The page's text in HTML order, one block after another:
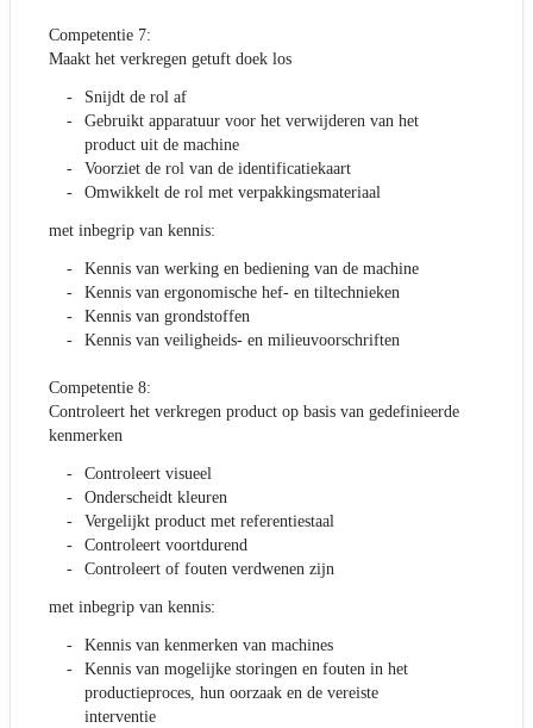
Competentie 7:
Maakt het verkregen getuft doek los
Snijdt de rol af
Gebruikt apparatuur voor het verwijderen van het
product uit de machine
Voorziet de rol van de identificatiekaart
Omwikkelt de rol met verpakkingsmateriaal
met inbegrip van kennis:
Kennis van werking en bediening van de machine
Kennis van ergonomische hef- en tiltechnieken
Kennis van grondstoffen
Kennis van veiligheids- en milieuvoorschriften
Competentie 8:
Controleert het verkregen product op basis van gedefinieerde
kenmerken
Controleert visueel
Onderscheidt kleuren
Vergelijkt product met referentiestaal
Controleert voortdurend
Controleert of fouten verdwenen zijn
met inbegrip van kennis:
Kennis van kenmerken van machines
Kennis van mogelijke storingen en fouten in het
productieproces, hun oorzaak en de vereiste
interventie